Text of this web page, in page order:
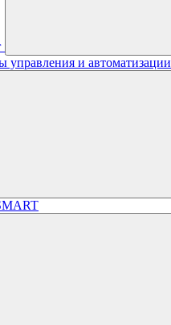
управления и автоматизации